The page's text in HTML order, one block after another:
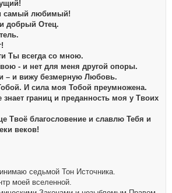
самый любимый!
добрый Отец.
Ты всегда со мною.
- и нет для меня другой опоры.
– и вижу безмерную Любовь.
И сила моя Тобой преумножена.
границ и преданность моя у Твоих
Твоё благословение и славлю Тебя и
веков!
седьмой Тон Источника.
моей вселенной.